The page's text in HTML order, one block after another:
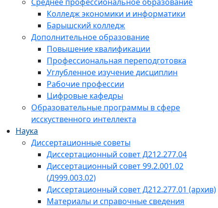
Колледж экономики и информатики
Барышский колледж
Дополнительное образование
Повышение квалификации
Профессиональная переподготовка
Углубленное изучение дисциплин
Рабочие профессии
Цифровые кафедры
Образовательные программы в сфере
исскуственного интеллекта
Наука
Диссертационные советы
Диссертационный совет Д212.277.04
Диссертационный совет 99.2.001.02
(Д999.003.02)
Диссертационный совет Д212.277.01 (архив)
Материалы и справочные сведения